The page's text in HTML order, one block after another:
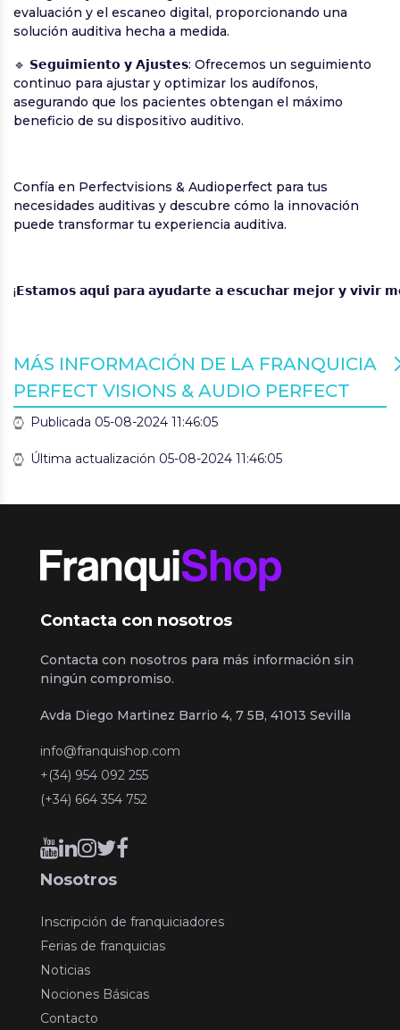
evaluación y el escaneo digital, proporcionando una
solución auditiva hecha a medida.
🔹 𝗦𝗲𝗴𝘂𝗶𝗺𝗶𝗲𝗻𝘁𝗼 𝘆 𝗔𝗷𝘂𝘀𝘁𝗲𝘀: Ofrecemos un seguimiento
continuo para ajustar y optimizar los audífonos,
asegurando que los pacientes obtengan el máximo
beneficio de su dispositivo auditivo.
Confía en Perfectvisions & Audioperfect para tus
necesidades auditivas y descubre cómo la innovación
puede transformar tu experiencia auditiva.
¡𝗘𝘀𝘁𝗮𝗺𝗼𝘀 𝗮𝗾𝘂𝗶́ 𝗽𝗮𝗿𝗮 𝗮𝘆𝘂𝗱𝗮𝗿𝘁𝗲 𝗮 𝗲𝘀𝗰𝘂𝗰𝗵𝗮𝗿 𝗺𝗲𝗷𝗼𝗿 𝘆 𝘃𝗶𝘃𝗶𝗿
MÁS INFORMACIÓN DE LA FRANQUICIA
PERFECT VISIONS & AUDIO PERFECT
Publicada 05-08-2024 11:46:05
Última actualización 05-08-2024 11:46:05
Contacta con nosotros
Contacta con nosotros para más información sin
ningún compromiso.
Avda Diego Martinez Barrio 4, 7 5B, 41013 Sevilla
info@franquishop.com
+(34) 954 092 255
(+34) 664 354 752
Nosotros
Inscripción de franquiciadores
Ferias de franquicias
Noticias
Nociones Básicas
Contacto